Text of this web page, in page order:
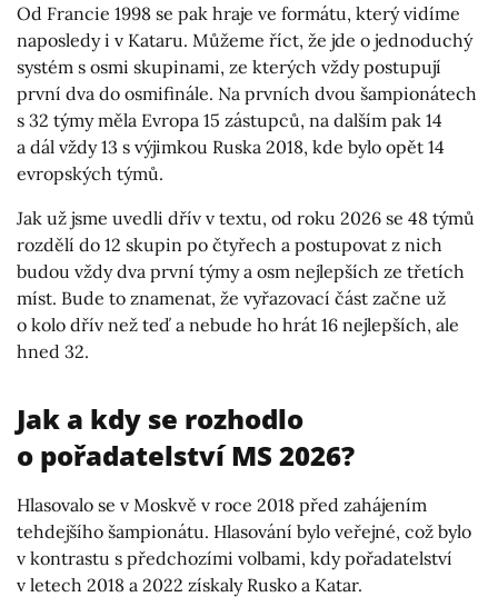
Od Francie 1998 se pak hraje ve formátu, který vidíme
naposledy i v Kataru. Můžeme říct, že jde o jednoduchý
systém s osmi skupinami, ze kterých vždy postupují
první dva do osmifinále. Na prvních dvou šampionátech
s 32 týmy měla Evropa 15 zástupců, na dalším pak 14
a dál vždy 13 s výjimkou Ruska 2018, kde bylo opět 14
evropských týmů.
Jak už jsme uvedli dřív v textu, od roku 2026 se 48 týmů
rozdělí do 12 skupin po čtyřech a postupovat z nich
budou vždy dva první týmy a osm nejlepších ze třetích
míst. Bude to znamenat, že vyřazovací část začne už
o kolo dřív než teď a nebude ho hrát 16 nejlepších, ale
hned 32.
Jak a kdy se rozhodlo
o pořadatelství MS 2026?
Hlasovalo se v Moskvě v roce 2018 před zahájením
tehdejšího šampionátu. Hlasování bylo veřejné, což bylo
v kontrastu s předchozími volbami, kdy pořadatelství
v letech 2018 a 2022 získaly Rusko a Katar.